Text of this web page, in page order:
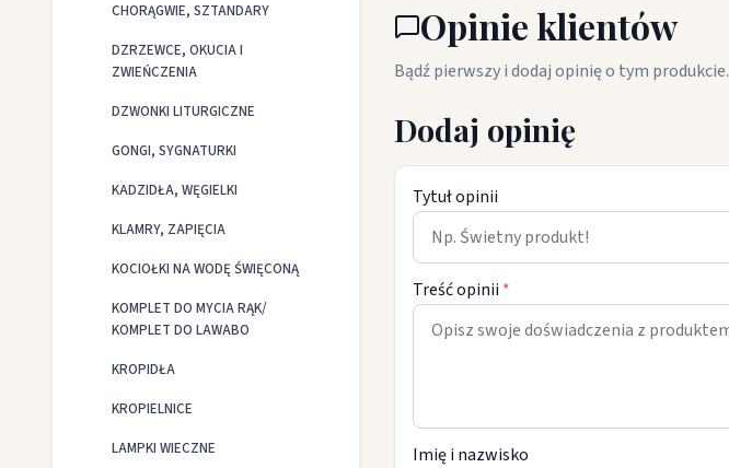
CHORĄGWIE, SZTANDARY
DZRZEWCE, OKUCIA I
ZWIEŃCZENIA
DZWONKI LITURGICZNE
GONGI, SYGNATURKI
KADZIDŁA, WĘGIELKI
KLAMRY, ZAPIĘCIA
KOCIOŁKI NA WODĘ ŚWIĘCONĄ
KOMPLET DO MYCIA RĄK/
KOMPLET DO LAWABO
KROPIDŁA
KROPIELNICE
LAMPKI WIECZNE
Opinie klientów
Bądź pierwszy i dodaj opinię o tym produkcie.
Dodaj opinię
Tytuł opinii
Treść opinii *
Imię i nazwisko